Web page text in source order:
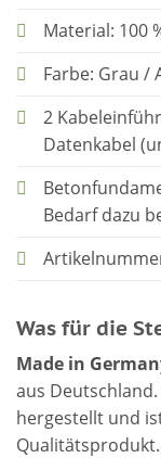
Material: 100
Farbe: Grau /
2
Datenkabel
Bedarf dazu
Was für die
Made in
aus
hergestellt und
Qualitätsprodukt.